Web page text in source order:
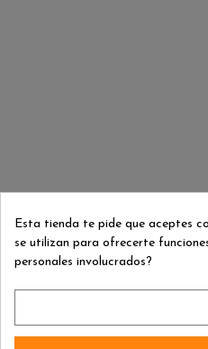
Esta tienda te pide que aceptes
se utilizan para ofrecerte
personales involucrados?